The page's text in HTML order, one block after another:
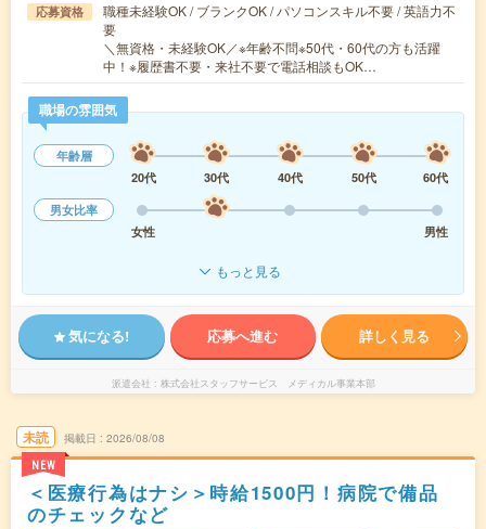
応募資格
職種未経験OK / ブランクOK / パソコンスキル不要 / 英語力不
要
＼無資格・未経験OK／※年齢不問※50代・60代の方も活躍
中！※履歴書不要・来社不要で電話相談もOK…
職場の雰囲気
年齢層
20代
30代 40代 50代
60代
男女比率
女性
男性
もっと見る
気になる! 応募へ進む 詳しく見る
派遣会社 株式会社スタッフサービス メディカル事業本部
未読
NEW
掲載日 2026/08/08
＜医療行為はナシ＞時給1500円！病院で備品
のチェックなど